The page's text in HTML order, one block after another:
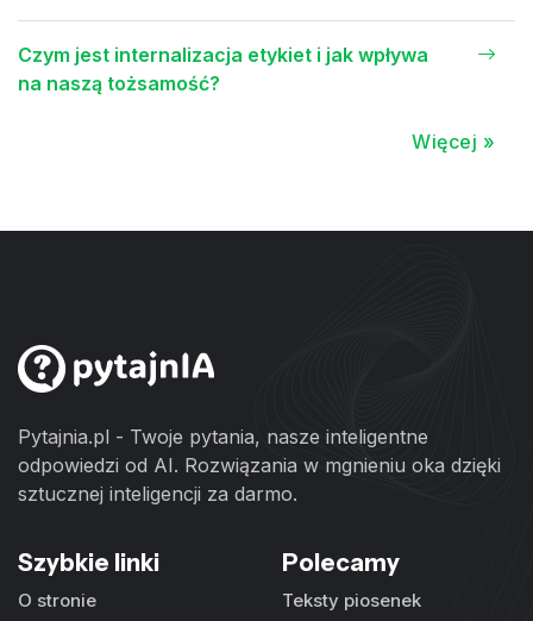
Czym jest internalizacja etykiet i jak wpływa
na naszą tożsamość?
Więcej »
Pytajnia.pl - Twoje pytania, nasze inteligentne
odpowiedzi od AI. Rozwiązania w mgnieniu oka dzięki
sztucznej inteligencji za darmo.
Szybkie linki
O stronie
Polecamy
Teksty piosenek